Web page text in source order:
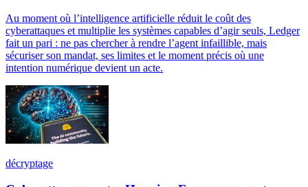
Au moment où l’intelligence artificielle réduit le coût des
cyberattaques et multiplie les systèmes capables d’agir seuls, Ledger
fait un pari : ne pas chercher à rendre l’agent infaillible, mais
sécuriser son mandat, ses limites et le moment précis où une
intention numérique devient un acte.
décryptage